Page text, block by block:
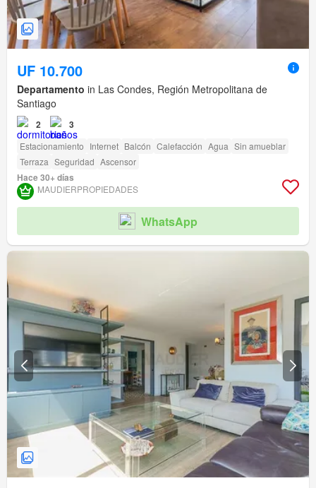
UF 10.700
Departamento in Las Condes, Región Metropolitana de
Santiago
2 3
Estacionamiento Internet Balcón Calefacción Agua Sin amueblar
Terraza Seguridad Ascensor
Hace 30+ días
MAUDIERPROPIEDADES
WhatsApp